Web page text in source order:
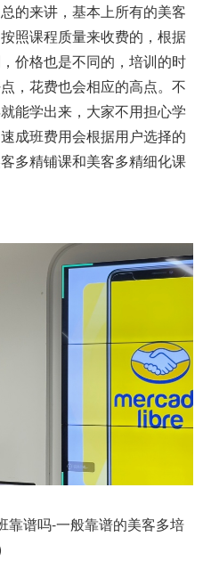
的来讲，基本上所有的美客
照课程质量来收费的，根据
价格也是不同的，培训的时
，花费也会相应的高点。不
能学出来，大家不用担心学
成班费用会根据用户选择的
多精铺课和美客多精细化课
靠谱吗-一般靠谱的美客多培